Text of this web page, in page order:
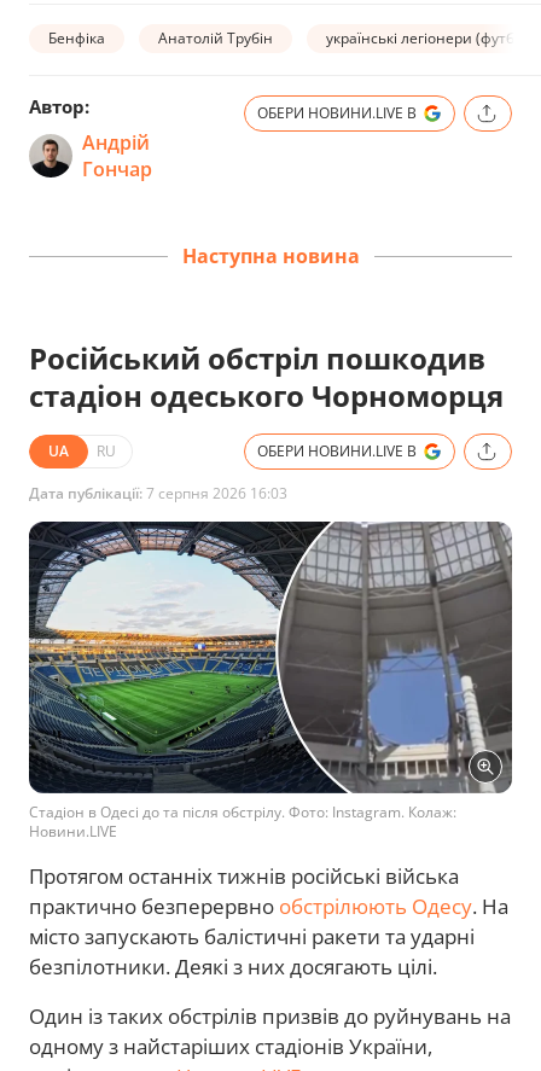
Бенфіка Анатолій Трубін українські легіонери (футбол)
Автор:
Андрій
Гончар
ОБЕРИ НОВИНИ.LIVE В
Наступна новина
Російський обстріл пошкодив
стадіон одеського Чорноморця
UA RU ОБЕРИ НОВИНИ.LIVE В
Дата публікації:7 серпня 2026 16:03
Стадіон в Одесі до та після обстрілу. Фото: Instagram. Колаж:
Новини.LIVE
Протягом останніх тижнів російські війська
практично безперервно обстрілюють Одесу. На
місто запускають балістичні ракети та ударні
безпілотники. Деякі з них досягають цілі.
Один із таких обстрілів призвів до руйнувань на
одному з найстаріших стадіонів України,